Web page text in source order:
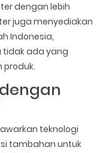
dengan lebih
juga menyediakan
Indonesia,
tidak ada yang
teknologi
tambahan untuk